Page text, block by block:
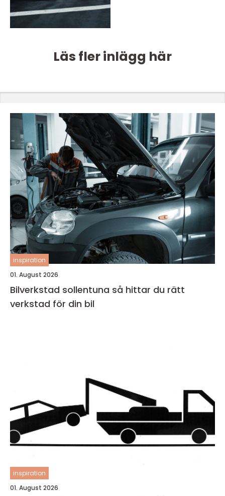
Läs fler inlägg här
inspiration
01. August 2026
Bilverkstad sollentuna så hittar du rätt
verkstad för din bil
inspiration
01. August 2026